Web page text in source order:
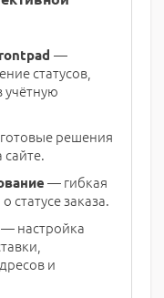
—
статусов,
учётную
решения
— гибкая
статусе заказа.
— настройка
и